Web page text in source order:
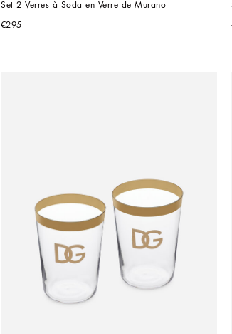
Set 2 Verres à Soda en Verre de Murano
€295